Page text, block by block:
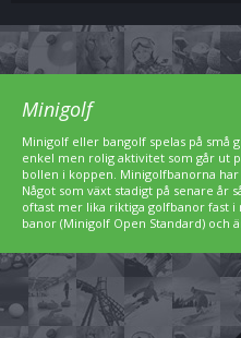
Minigolf
Minigolf eller bangolf spelas på små
enkel men rolig aktivitet som går ut
bollen i koppen. Minigolfbanorna
Något som växt stadigt på senare år
oftast mer lika riktiga golfbanor fast i
banor (Minigolf Open Standard) och